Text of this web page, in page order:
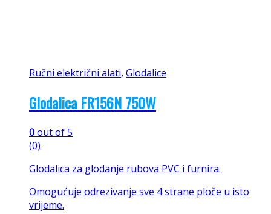
Ručni električni alati, Glodalice
Glodalica FR156N 750W
0out of 5
(0)
Glodalica za glodanje rubova PVC i furnira.
Omogućuje odrezivanje sve 4 strane ploče u isto
vrijeme.